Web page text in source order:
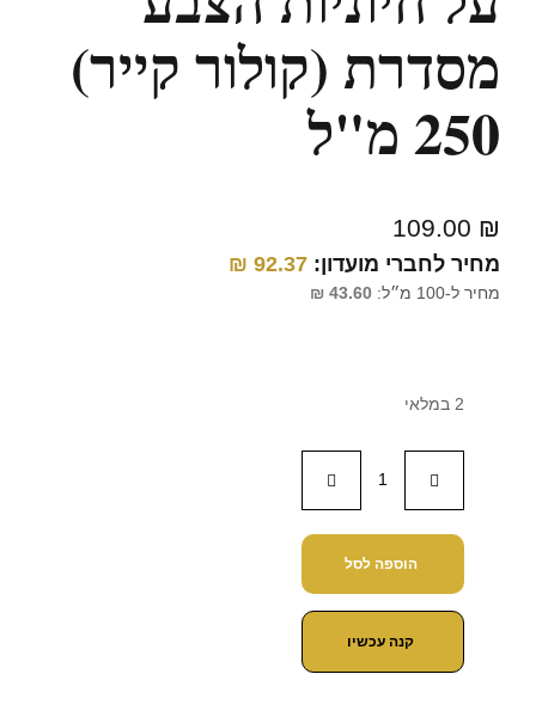
מסדרת (קולור קייר)
250 מ"ל
109.00 ₪
מחיר לחברי מועדון: 92.37
₪
מחיר ל-100 מ״ל: 43.60
₪
2 במלאי
הוספה לסל
קנה עכשיו